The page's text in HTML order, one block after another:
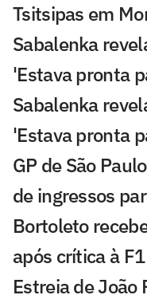
Tsitsipas em
Sabalenka
'Estava pronta
Sabalenka
'Estava pronta
GP de São
de ingressos
Bortoleto
após crítica à
Estreia de João